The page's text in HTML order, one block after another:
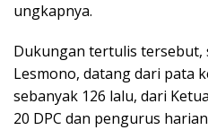
ungkapnya.
Dukungan tertulis tersebut,
Lesmono, datang dari pata
sebanyak 126 lalu, dari
20 DPC dan pengurus